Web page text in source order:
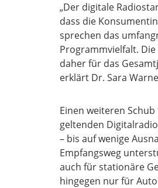
„Der digitale
dass die
sprechen das
Programmvielfalt.
daher für das
erklärt Dr. Sara
Einen weiteren
geltenden
– bis auf wenige
Empfangsweg
auch für stationäre
hingegen nur für